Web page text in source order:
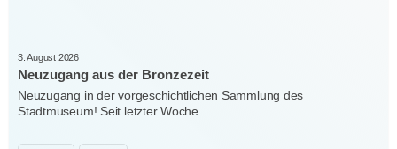
3. August 2026
Neuzugang aus der Bronzezeit
Neuzugang in der vorgeschichtlichen Sammlung des
Stadtmuseum! Seit letzter Woche…